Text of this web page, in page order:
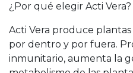
¿Por qué elegir Acti Vera?
Acti Vera produce plantas
por dentro y por fuera.
inmunitario, aumenta la